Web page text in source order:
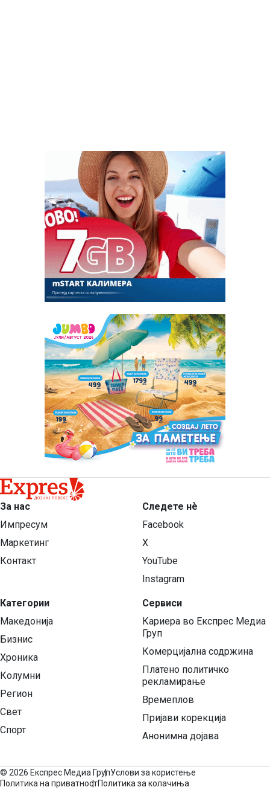
За нас
Импресум
Маркетинг
Контакт
Категории
Македонија
Бизнис
Хроника
Колумни
Регион
Свет
Спорт
Следете нѐ
Facebook
X
YouTube
Instagram
Сервиси
Кариера во Експрес Медиа
Груп
Комерцијална содржина
Платено политичко
рекламирање
Времеплов
Пријави корекција
Анонимна дојава
© 2026 Експрес Медиа ГрупУслови за користење
Политика на приватностПолитика за колачиња